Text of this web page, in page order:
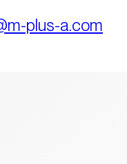
plus-a.com